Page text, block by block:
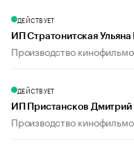
ДЕЙСТВУЕТ
ИП Стратонитская
Производство
ДЕЙСТВУЕТ
ИП Пристансков
Производство